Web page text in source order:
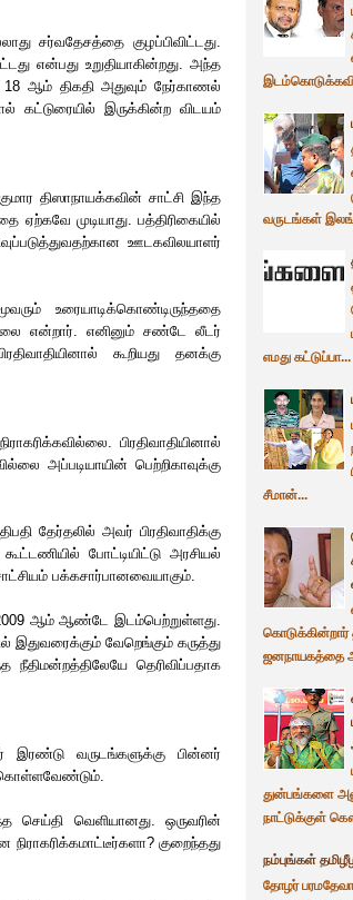
சர்வதேசத்தை குழப்பிவிட்டது.
என்பது உறுதியாகின்றது. அந்த
ஆம் திகதி அதுவும் நேர்காணல்
கட்டுரையில் இருக்கின்ற விடயம்
திஸாநாயக்கவின் சாட்சி இந்த
முடியாது. பத்திரிகையில்
ஊடகவிலயாளர்
உரையாடிக்கொண்டிருந்ததை
என்றார். எனினும் சண்டே லீடர்
கூறியது தனக்கு
பிரதிவாதியினால்
அப்படியாயின் பெற்றிகாவுக்கு
தேர்தலில் அவர் பிரதிவாதிக்கு
போட்டியிட்டு அரசியல்
பக்கசார்பானவையாகும்.
2009 ஆம் ஆண்டே இடம்பெற்றுள்ளது.
இதுவரைக்கும் வேறெங்கும் கருத்து
தெரிவிப்பதாக
இரண்டு வருடங்களுக்கு பின்னர்
கொள்ளவேண்டும்.
செய்தி வெளியானது. ஒருவரின்
குறைந்தது
வருடங்கள்
எமது கட்டுப்பா...
சீமான்...
கொடுக்கின்றார்
ஜனநாயகத்தை
துன்பங்களை
நாட்டுக்குள்
நம்புங்கள்
தோழர்